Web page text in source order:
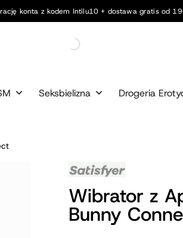
konta z kodem Intilu10 + dostawa gratis od
Seksbielizna Drogeria
Wibrator z
Bunny